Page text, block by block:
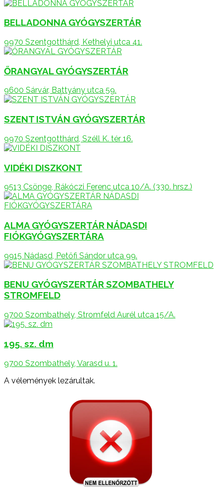
BELLADONNA GYÓGYSZERTÁR
9970 Szentgotthárd, Kethelyi utca 41.
ŐRANGYAL GYÓGYSZERTÁR
9600 Sárvár, Battyány utca 59.
SZENT ISTVÁN GYÓGYSZERTÁR
9970 Szentgotthárd, Széll K. tér 16.
VIDÉKI DISZKONT
9513 Csönge, Rákóczi Ferenc utca 10/A. (330. hrsz.)
ALMA GYÓGYSZERTÁR NÁDASDI
FIÓKGYÓGYSZERTÁRA
9915 Nádasd, Petőfi Sándor utca 99.
BENU GYÓGYSZERTÁR SZOMBATHELY
STROMFELD
9700 Szombathely, Stromfeld Aurél utca 15/A.
195. sz. dm
9700 Szombathely, Varasd u. 1.
A vélemények lezárultak.